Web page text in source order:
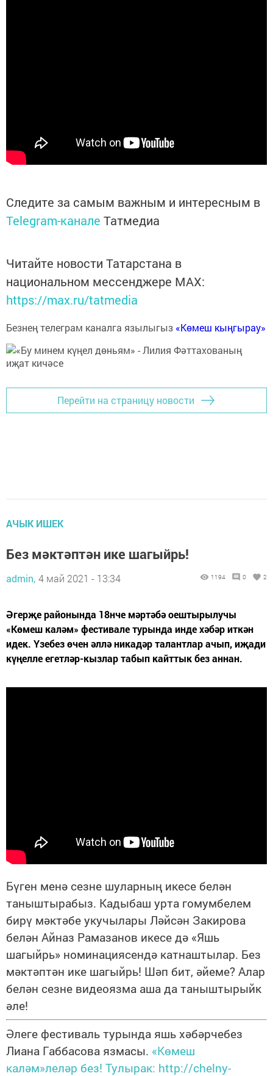
Следите за самым важным и интересным в
Telegram-канале Татмедиа
Читайте новости Татарстана в
национальном мессенджере MАХ:
https://max.ru/tatmedia
Безнең телеграм каналга язылыгыз «Көмеш кыңгырау»
Перейти на страницу новости
АЧЫК ИШЕК
Без мәктәптән ике шагыйрь!
admin, 4 май 2021 - 13:34 1194 0 2
Әгерҗе районында 18нче мәртәбә оештырылучы
«Көмеш каләм» фестивале турында инде хәбәр иткән
идек. Үзебез өчен әллә никадәр талантлар ачып, иҗади
күңелле егетләр-кызлар табып кайттык без аннан.
Бүген менә сезне шуларның икесе белән
таныштырабыз. Кадыбаш урта гомумбелем
бирү мәктәбе укучылары Ләйсән Закирова
белән Айназ Рамазанов икесе дә «Яшь
шагыйрь» номинациясендә катнаштылар. Без
мәктәптән ике шагыйрь! Шәп бит, әйеме? Алар
белән сезне видеоязма аша да таныштырыйк
әле!
Әлеге фестиваль турында яшь хәбәрчебез
Лиана Габбасова язмасы. «Көмеш
каләм»леләр без! Тулырак: http://chelny-